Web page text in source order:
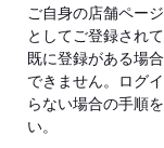
ご自身の店舗ペー
としてご登録されて
既に登録がある場
できません。ログ
らない場合の手順
い。